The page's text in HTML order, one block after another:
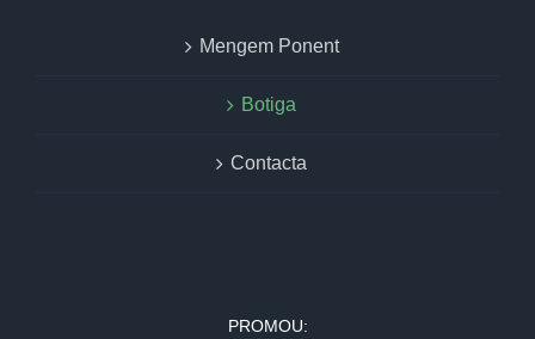
Mengem Ponent
Botiga
Contacta
PROMOU: